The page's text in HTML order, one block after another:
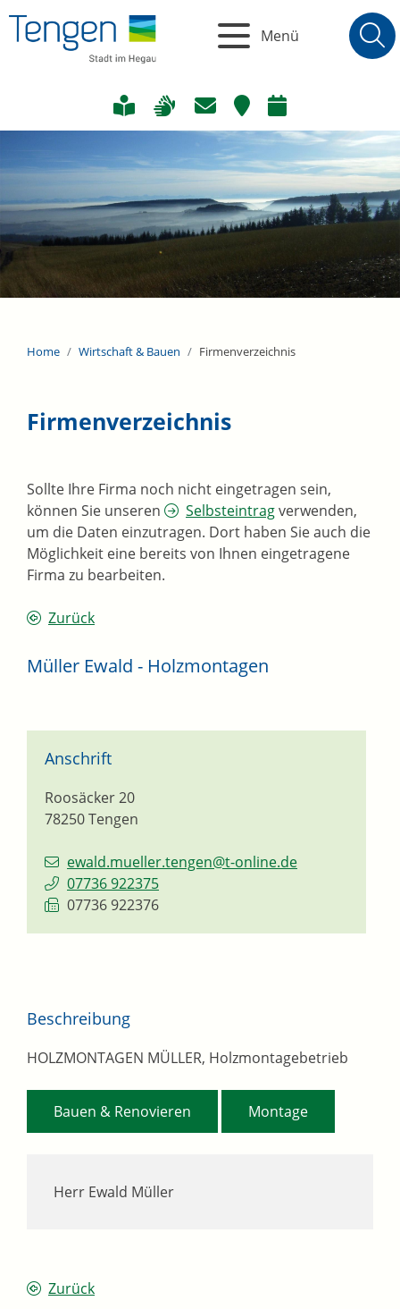
Menü
Home Wirtschaft & Bauen Firmenverzeichnis
Firmenverzeichnis
Sollte Ihre Firma noch nicht eingetragen sein,
können Sie unseren
Selbsteintragverwenden,
um die Daten einzutragen. Dort haben Sie auch die
Möglichkeit eine bereits von Ihnen eingetragene
Firma zu bearbeiten.
Zurück
Müller Ewald - Holzmontagen
Anschrift
Roosäcker 20
78250Tengen
ewald.mueller.tengen@t-online.de
07736 922375
07736 922376
Herr Ewald Müller
Beschreibung
HOLZMONTAGEN MÜLLER, Holzmontagebetrieb
Bauen & Renovieren Montage
Zurück